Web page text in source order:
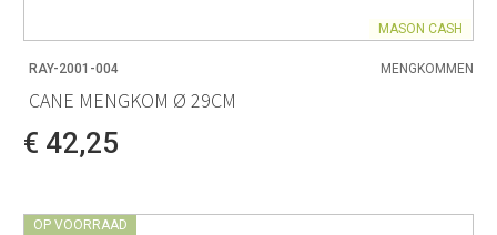
MASON CASH
RAY-2001-004 MENGKOMMEN
CANE MENGKOM Ø 29CM
€ 42,25
OP VOORRAAD